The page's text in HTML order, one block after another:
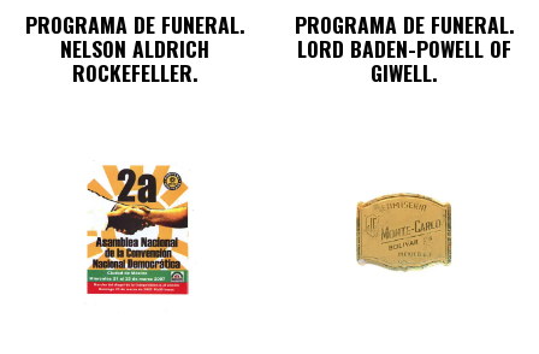
PROGRAMA DE FUNERAL.
NELSON ALDRICH
ROCKEFELLER.
PROGRAMA DE FUNERAL.
LORD BADEN-POWELL OF
GIWELL.